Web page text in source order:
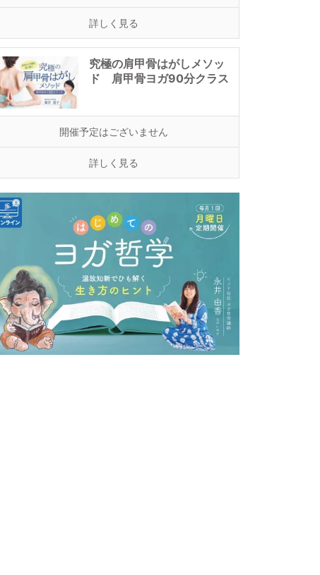
詳しく見る
究極の肩甲骨はがしメソッ
ド 肩甲骨ヨガ90分クラス
開催予定はございません
詳しく見る